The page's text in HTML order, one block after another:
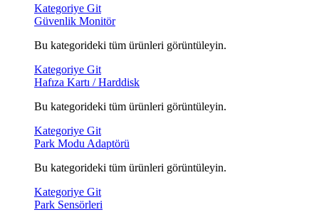
Kategoriye Git
Güvenlik Monitör
Bu kategorideki tüm ürünleri görüntüleyin.
Kategoriye Git
Hafıza Kartı / Harddisk
Bu kategorideki tüm ürünleri görüntüleyin.
Kategoriye Git
Park Modu Adaptörü
Bu kategorideki tüm ürünleri görüntüleyin.
Kategoriye Git
Park Sensörleri